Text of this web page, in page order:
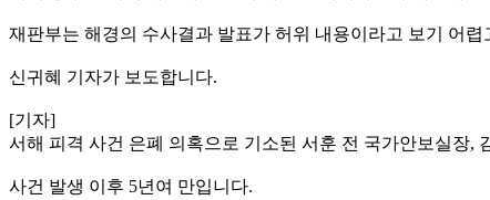
재판부는 해경의 수사결과 발표가 허위 내용이라고 보기 어
신귀혜 기자가 보도합니다.
[기자]
서해 피격 사건 은폐 의혹으로 기소된 서훈 전 국가안보실장,
사건 발생 이후 5년여 만입니다.